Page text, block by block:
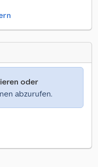
oder
abzurufen.